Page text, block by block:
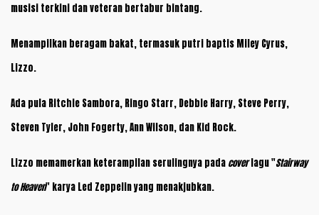
musisi terkini dan veteran bertabur bintang.
Menampilkan beragam bakat, termasuk putri baptis Miley Cyrus,
Lizzo.
Ada pula Ritchie Sambora, Ringo Starr, Debbie Harry, Steve Perry,
Steven Tyler, John Fogerty, Ann Wilson, dan Kid Rock.
Lizzo memamerkan keterampilan serulingnya pada coverlagu "Stairway
to Heaven" karya Led Zeppelin yang menakjubkan.